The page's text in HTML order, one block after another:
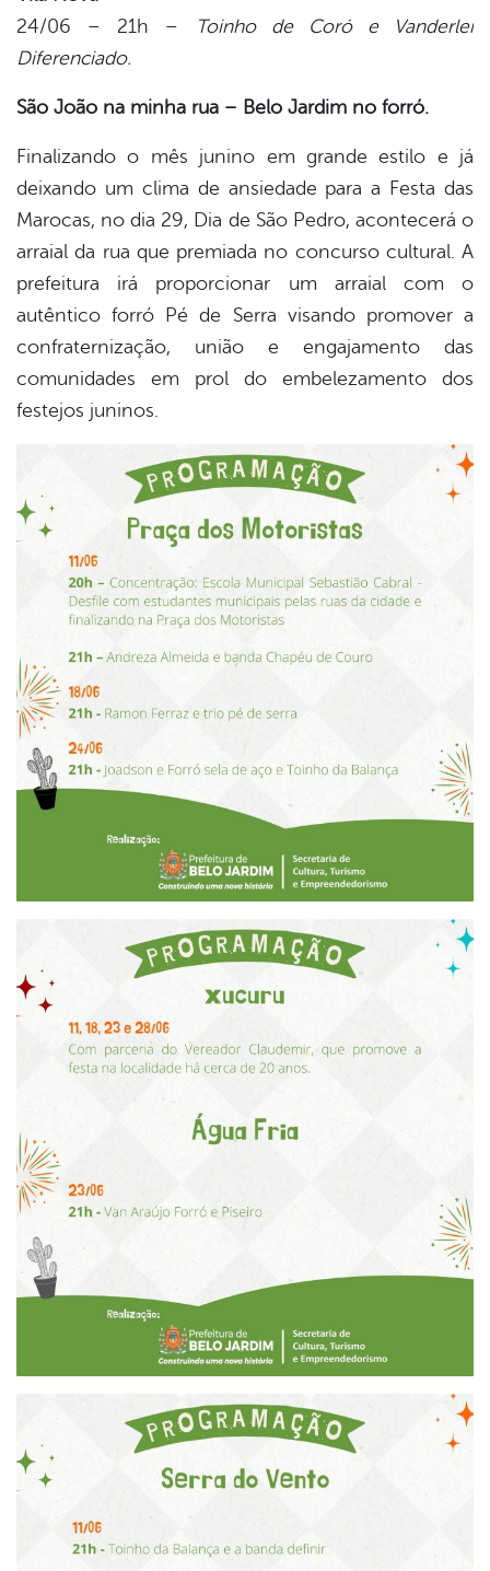
24/06 – 21h –
Toinho de Coró e Vanderlei
Diferenciado.
São João na minha rua – Belo Jardim no forró.
Finalizando o mês junino em grande estilo e já
deixando um clima de ansiedade para a Festa das
Marocas, no dia 29, Dia de São Pedro, acontecerá o
arraial da rua que premiada no concurso cultural. A
prefeitura irá proporcionar um arraial com o
autêntico forró Pé de Serra visando promover a
confraternização, união e engajamento das
comunidades em prol do embelezamento dos
festejos juninos.